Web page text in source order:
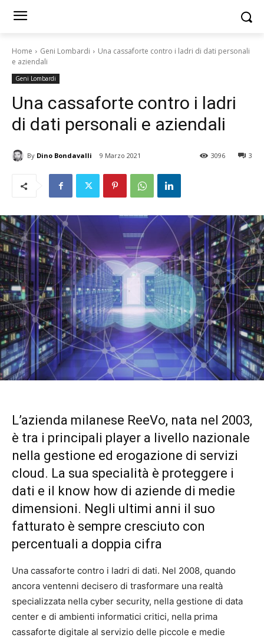
Home Geni Lombardi
Una cassaforte contro i ladri di dati personali
e aziendali
Geni Lombardi
Una cassaforte contro i ladri
di dati personali e aziendali
By Dino Bondavalli 9 Marzo 2021 3
3096
L’azienda milanese ReeVo, nata nel 2003,
è tra i principali player a livello nazionale
nella gestione ed erogazione di servizi
cloud. La sua specialità è proteggere i
dati e il know how di aziende di medie
dimensioni. Negli ultimi anni il suo
fatturato è sempre cresciuto con
percentuali a doppia cifra
Una cassaforte contro i ladri di dati. Nel 2008, quando
ancora ventenni decisero di trasformare una realtà
specializzata nella cyber security, nella gestione di data
center e di ambienti informatici critici, nella prima
cassaforte digitale al servizio delle piccole e medie